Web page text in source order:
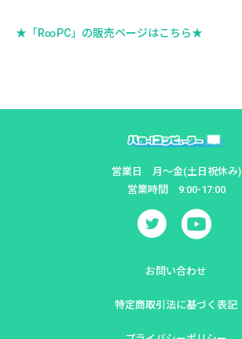
★「R∞PC」の販売ページはこちら★
営業日 月～金(土日祝休み)
営業時間 9:00-17:00
お問い合わせ
特定商取引法に基づく表記